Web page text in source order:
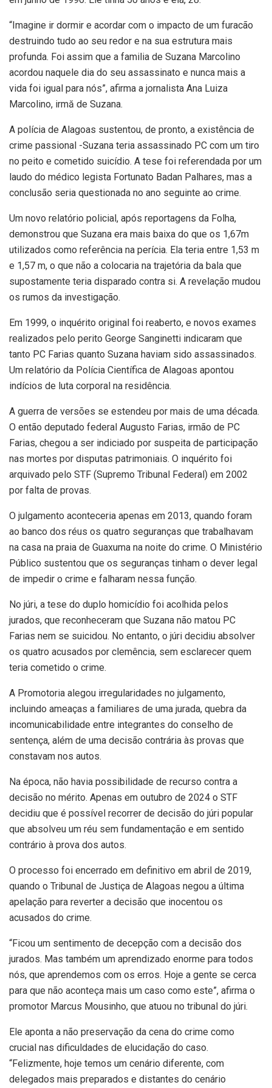
“Imagine ir dormir e acordar com o impacto de um furacão
destruindo tudo ao seu redor e na sua estrutura mais
profunda. Foi assim que a familia de Suzana Marcolino
acordou naquele dia do seu assassinato e nunca mais a
vida foi igual para nós”, afirma a jornalista Ana Luiza
Marcolino, irmă de Suzana.
A polícia de Alagoas sustentou, de pronto, a existência de
crime passional -Suzana teria assassinado PC com um tiro
no peito e cometido suicídio. A tese foi referendada por um
laudo do médico legista Fortunato Badan Palhares, mas a
conclusão seria questionada no ano seguinte ao crime.
Um novo relatório policial, após reportagens da Folha,
demonstrou que Suzana era mais baixa do que os 1,67m
utilizados como referência na perícia. Ela teria entre 1,53 m
e 1,57 m, o que não a colocaria na trajetória da bala que
supostamente teria disparado contra si. A revelação mudou
os rumos da investigação.
Em 1999, o inquérito original foi reaberto, e novos exames
realizados pelo perito George Sanginetti indicaram que
tanto PC Farias quanto Suzana haviam sido assassinados.
Um relatório da Polícia Científica de Alagoas apontou
indícios de luta corporal na residência.
A guerra de versões se estendeu por mais de uma década.
O então deputado federal Augusto Farias, irmão de PC
Farias, chegou a ser indiciado por suspeita de participação
nas mortes por disputas patrimoniais. O inquérito foi
arquivado pelo STF (Supremo Tribunal Federal) em 2002
por falta de provas.
O julgamento aconteceria apenas em 2013, quando foram
ao banco dos réus os quatro seguranças que trabalhavam
na casa na praia de Guaxuma na noite do crime. O Ministério
Público sustentou que os seguranças tinham o dever legal
de impedir o crime e falharam nessa função.
No júri, a tese do duplo homicídio foi acolhida pelos
jurados, que reconheceram que Suzana não matou PC
Farias nem se suicidou. No entanto, o júri decidiu absolver
os quatro acusados por clemência, sem esclarecer quem
teria cometido o crime.
A Promotoria alegou irregularidades no julgamento,
incluindo ameaças a familiares de uma jurada, quebra da
incomunicabilidade entre integrantes do conselho de
sentença, além de uma decisão contrária às provas que
constavam nos autos.
Na época, não havia possibilidade de recurso contra a
decisão no mérito. Apenas em outubro de 2024 o STF
decidiu que é possível recorrer de decisão do júri popular
que absolveu um réu sem fundamentação e em sentido
contrário à prova dos autos.
O processo foi encerrado em definitivo em abril de 2019,
quando o Tribunal de Justiça de Alagoas negou a última
apelação para reverter a decisão que inocentou os
acusados do crime.
“Ficou um sentimento de decepção com a decisão dos
jurados. Mas também um aprendizado enorme para todos
nós, que aprendemos com os erros. Hoje a gente se cerca
para que não aconteça mais um caso como este”, afirma o
promotor Marcus Mousinho, que atuou no tribunal do júri.
Ele aponta a não preservação da cena do crime como
crucial nas dificuldades de elucidação do caso.
“Felizmente, hoje temos um cenário diferente, com
delegados mais preparados e distantes do cenário